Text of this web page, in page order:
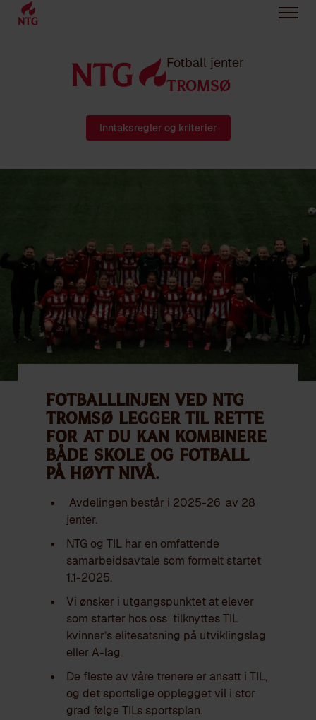
Fotball jenter
TROMSØ
Inntaksregler og kriterier
Fotballlinjen ved NTG
Tromsø legger til rette
for at du kan kombinere
både skole og fotball
på høyt nivå.
Avdelingen består i 2025-26 av 28
jenter.
NTG og TIL har en omfattende
samarbeidsavtale som formelt startet
1.1-2025.
Vi ønsker i utgangspunktet at elever
som starter hos oss tilknyttes TIL
kvinner’s elitesatsning på utviklingslag
eller A-lag.
De fleste av våre trenere er ansatt i TIL,
og det sportslige opplegget vil i stor
grad følge TILs sportsplan.